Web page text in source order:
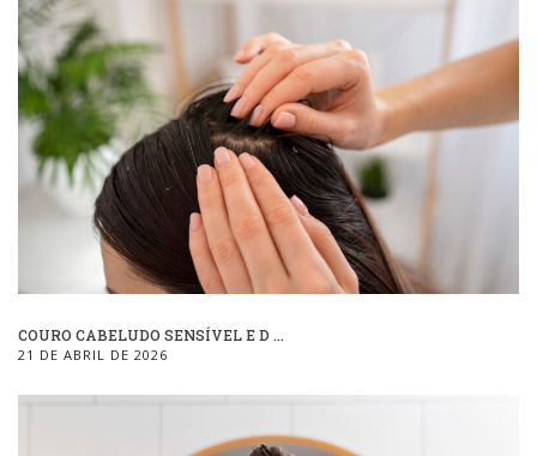
COURO CABELUDO SENSÍVEL E D ...
21 DE ABRIL DE 2026